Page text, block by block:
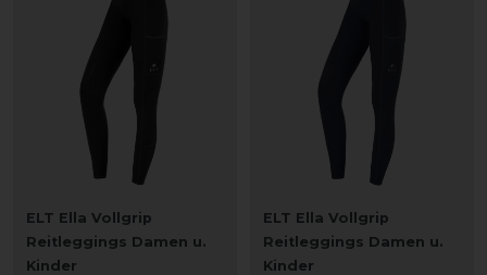
ELT Ella Vollgrip
Reitleggings Damen u.
Kinder
ELT Ella Vollgrip
Reitleggings Damen u.
Kinder